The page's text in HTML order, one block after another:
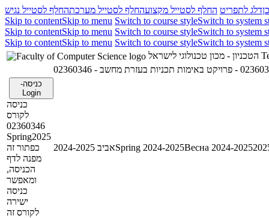
דלג לתפריט החלף לסטייל מקצועהחלף לסטייל מערכתהחלף לסטייל נגיש
Skip to contentSkip to menu Switch to course styleSwitch to system
Skip to contentSkip to menu Switch to course styleSwitch to system
Skip to contentSkip to menu Switch to course styleSwitch to system
באימות תכניות בעזרת מחשב
כניסה-
Login
כניסה
לקורס
02360346
Spring2025
כפתור זה
מפנה לדף
הכניסה,
ומאפשר
כניסה
ישירה
לקורס זה
אביב 2024-2025Spring 2024-2025Весна 2024-2025